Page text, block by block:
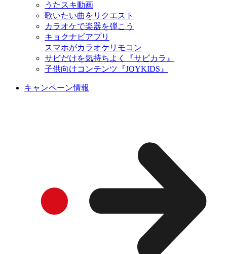
うたスキ動画
歌いたい曲をリクエスト
カラオケで楽器を弾こう
キョクナビアプリ
スマホがカラオケリモコン
サビだけを気持ちよく『サビカラ』
子供向けコンテンツ『JOYKIDS』
キャンペーン情報